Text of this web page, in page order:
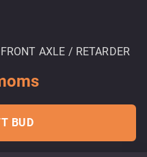
AXLE / RETARDER
BUD